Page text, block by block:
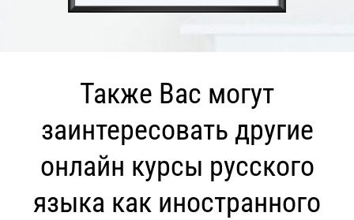
Также Вас могут
заинтересовать другие
онлайн курсы русского
языка как иностранного